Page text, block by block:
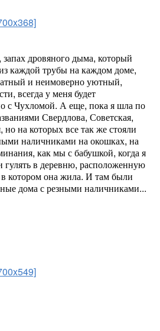
дровяного дыма, который
каждой трубы на каждом доме,
и неимоверно уютный,
всегда у меня будет
с Чухломой. А еще, пока я шла по
Свердлова, Советская,
на которых все так же стояли
наличниками на окошках, на
как мы с бабушкой, когда я
гулять в деревню, расположенную
в котором она жила. И там были
дома с резными наличниками...